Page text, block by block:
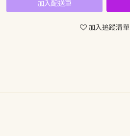
加入配送車
加入追蹤清單